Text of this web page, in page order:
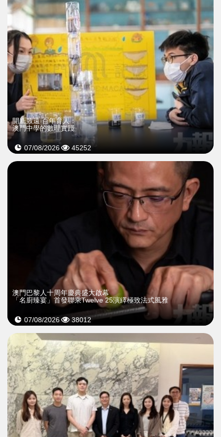
開新致遠 百年育人：
澳門中學的數理實踐
07/08/2026 45252
澳門巴黎人十周年慶典盛大啟幕
「名廚臻宴」首發聯乘Twelve 25演繹極致法式風雅
07/08/2026 38012